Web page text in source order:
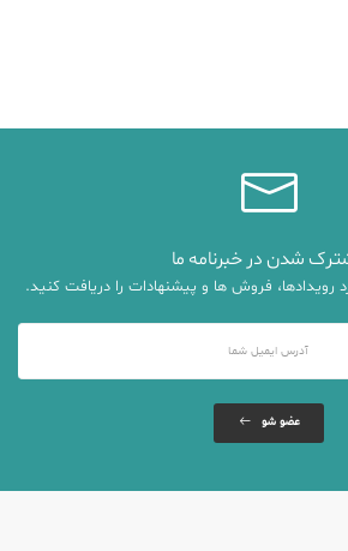
شدن در خبرنامه ما
رویدادها، فروش ها و پیشنهادات را دریافت کنید.
عضو شو